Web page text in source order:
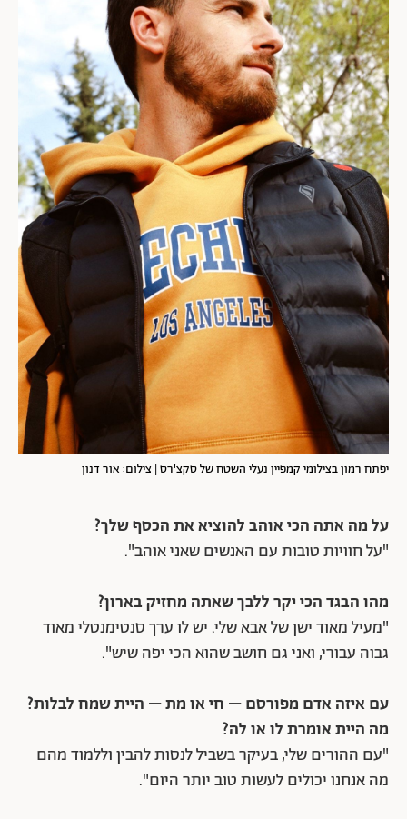
יפתח רמון בצילומי קמפיין נעלי השטח של סקצ'רס | צילום: אור דנון
על מה אתה הכי אוהב להוציא את הכסף שלך?
"על חוויות טובות עם האנשים שאני אוהב".
מהו הבגד הכי יקר ללבך שאתה מחזיק בארון?
"מעיל מאוד ישן של אבא שלי. יש לו ערך סנטימנטלי מאוד
גבוה עבורי, ואני גם חושב שהוא הכי יפה שיש".
עם איזה אדם מפורסם – חי או מת – היית שמח לבלות?
מה היית אומרת לו או לה?
"עם ההורים שלי, בעיקר בשביל לנסות להבין וללמוד מהם
מה אנחנו יכולים לעשות טוב יותר היום".